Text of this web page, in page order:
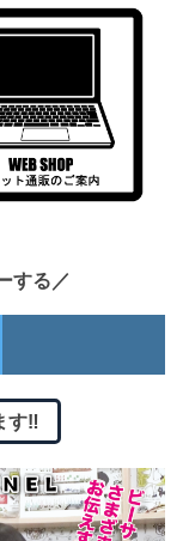
する／
す‼︎